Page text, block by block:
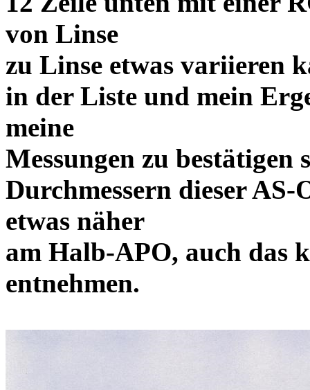
von Linse
zu Linse etwas variieren
in der Liste und mein
meine
Messungen zu bestätigen
Durchmessern dieser
etwas näher
am Halb-APO, auch das
entnehmen.